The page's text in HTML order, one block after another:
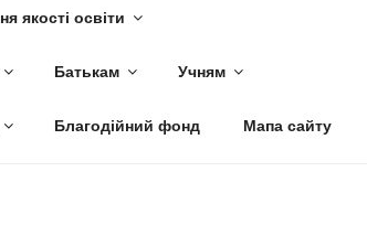
якості освіти
Батькам Учням
Благодійний фонд Мапа сайту